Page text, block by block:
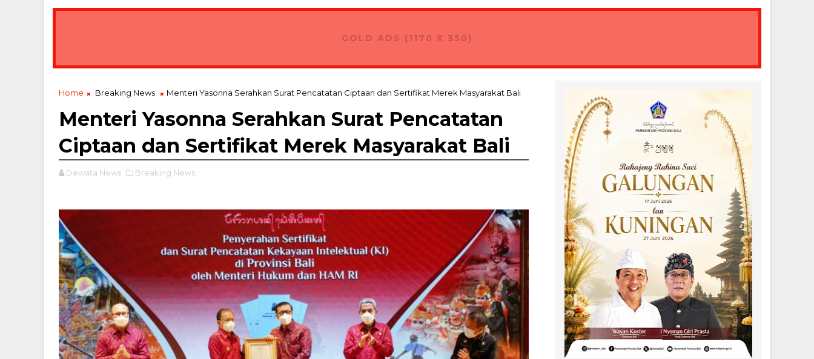
GOLD ADS (1170 X 350)
Home Breaking News Menteri Yasonna Serahkan Surat Pencatatan Ciptaan dan Sertifikat Merek Masyarakat Bali
Menteri Yasonna Serahkan Surat Pencatatan
Ciptaan dan Sertifikat Merek Masyarakat Bali
Dewata News Breaking News,